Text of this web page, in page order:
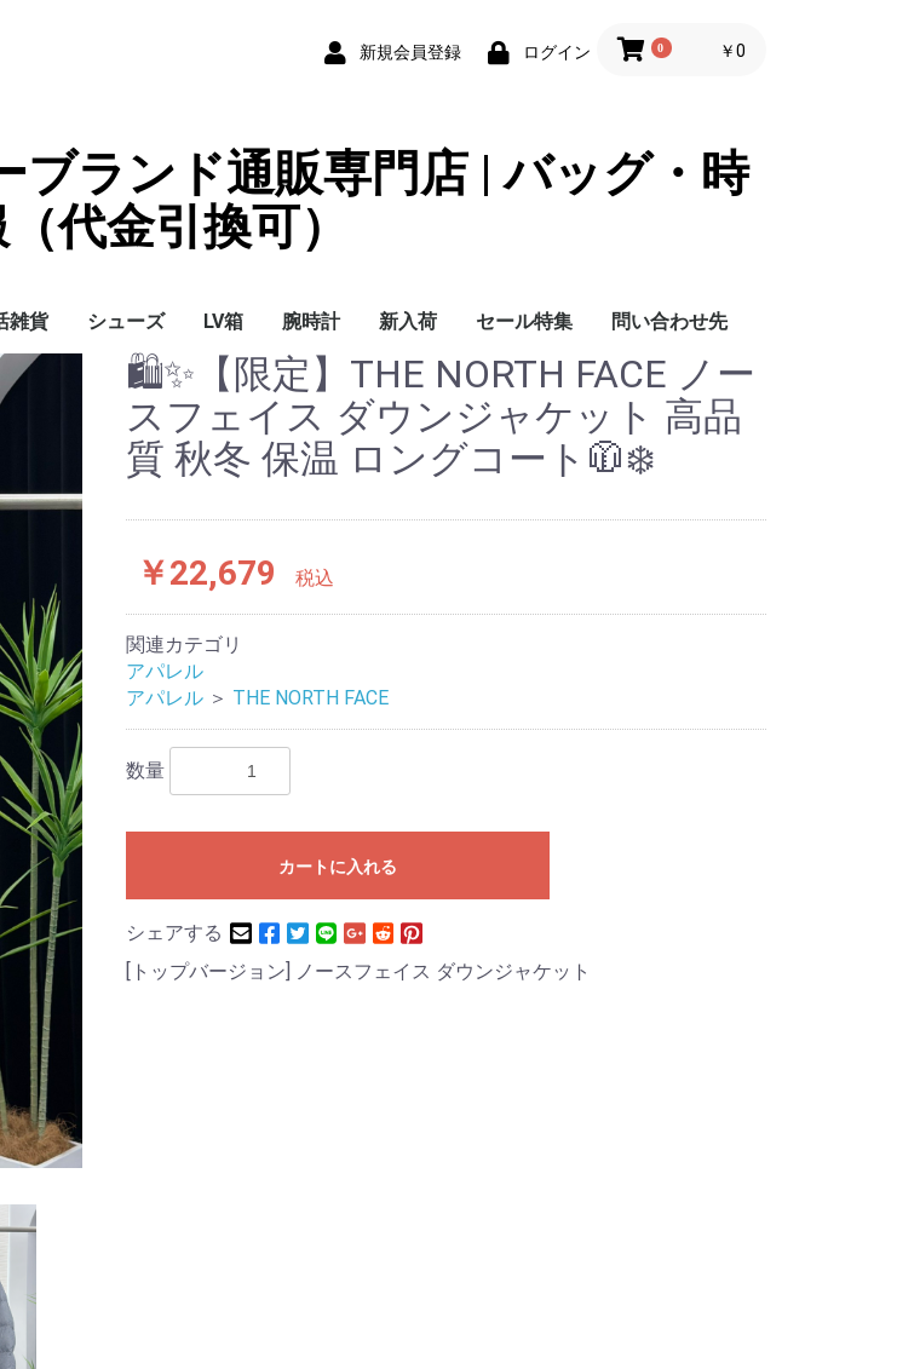
新規会員登録 ログイン 0 ￥0
ブランド通販専門店 | バッグ・時
代金引換可）
LOUIS VUITTON
CHANEL
HERMES
GUCCI
DIOR
FENDI
LINEID：0109shop
雑貨
クス
シューズ
レディース/女性用
メンズ/男性用
Gucci
Chanel
LV箱 腕時計
Omega
Rolex
Cartier
Chanel
新入荷 セール特集 問い合わせ先
問い合わせ先
🛍️✨【限定】THE NORTH FACE ノー
スフェイス ダウンジャケット 高品
質 秋冬 保温 ロングコート🧥❄️
￥22,679 税込
関連カテゴリ
アパレル
アパレル ＞ THE NORTH FACE
数量
カートに入れる
シェアする
[トップバージョン] ノースフェイス ダウンジャケット